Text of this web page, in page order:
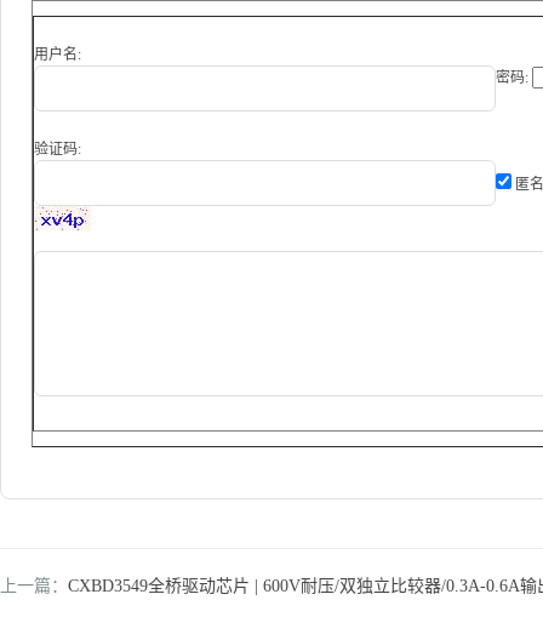
用户名:
密码:
验证码:
匿
上一篇： CXBD3549全桥驱动芯片 | 600V耐压/双独立比较器/0.3A-0.6A输